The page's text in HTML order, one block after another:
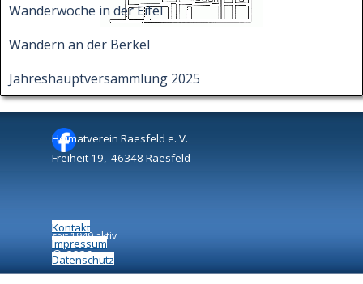
Wanderwoche in der Eifel
Wandern an der Berkel
Jahreshauptversammlung 2025
Heimatverein Raesfeld e. V.
Freiheit 19, 46348 Raesfeld
seit 1949 aktiv
© 2026
Kontakt
Impressum
Datenschutz